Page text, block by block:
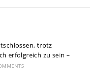
trotz
erfolgreich zu sein –